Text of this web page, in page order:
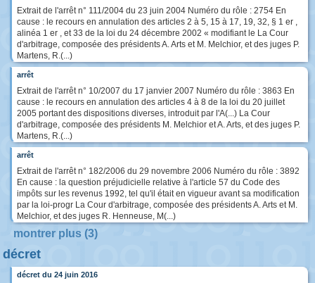
Extrait de l'arrêt n° 111/2004 du 23 juin 2004 Numéro du rôle : 2754 En
cause : le recours en annulation des articles 2 à 5, 15 à 17, 19, 32, § 1 er ,
alinéa 1 er , et 33 de la loi du 24 décembre 2002 « modifiant le La Cour
d'arbitrage, composée des présidents A. Arts et M. Melchior, et des juges P.
Martens, R.(...)
arrêt
Extrait de l'arrêt n° 10/2007 du 17 janvier 2007 Numéro du rôle : 3863 En
cause : le recours en annulation des articles 4 à 8 de la loi du 20 juillet
2005 portant des dispositions diverses, introduit par l'A(...) La Cour
d'arbitrage, composée des présidents M. Melchior et A. Arts, et des juges P.
Martens, R.(...)
arrêt
Extrait de l'arrêt n° 182/2006 du 29 novembre 2006 Numéro du rôle : 3892
En cause : la question préjudicielle relative à l'article 57 du Code des
impôts sur les revenus 1992, tel qu'il était en vigueur avant sa modification
par la loi-progr La Cour d'arbitrage, composée des présidents A. Arts et M.
Melchior, et des juges R. Henneuse, M(...)
montrer plus (3)
décret
décret du 24 juin 2016